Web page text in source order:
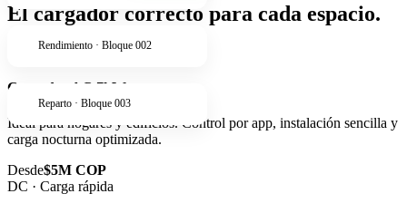
Rendimiento · Bloque 002
Reparto · Bloque 003
El cargador correcto para cada espacio.
AC · Residencial
Cargador AC 7kW
Ideal para hogares y edificios. Control por app, instalación sencilla y
carga nocturna optimizada.
Desde$5M COP
DC · Carga rápida